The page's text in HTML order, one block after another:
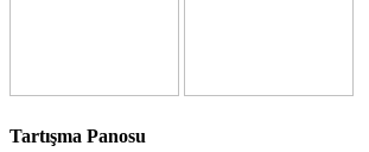
Tartışma Panosu